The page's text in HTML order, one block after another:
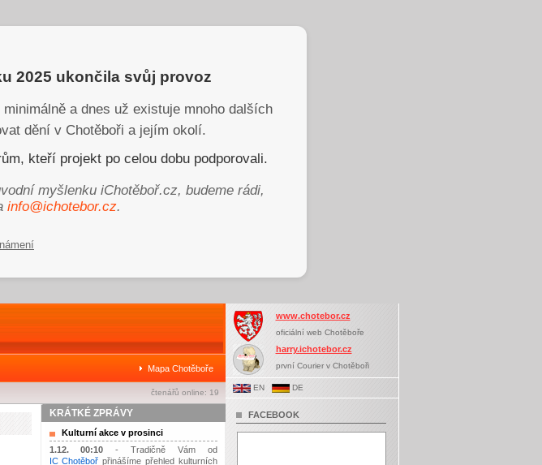
2025 ukončila svůj provoz
a dnes už existuje mnoho dalších
dění v Chotěboři a jejím okolí.
kteří projekt po celou dobu podporovali.
myšlenku iChotěboř.cz, budeme rádi,
info@ichotebor.cz.
Mapa Chotěboře
čtenářů online: 19
KRÁTKÉ ZPRÁVY
Kulturní akce v prosinci
1.12. 00:10 - Tradičně Vám od
IC Chotěboř přinášíme přehled kulturních
www.chotebor.cz
oficiální web Chotěboře
harry.ichotebor.cz
první Courier v Chotěboři
EN DE
FACEBOOK